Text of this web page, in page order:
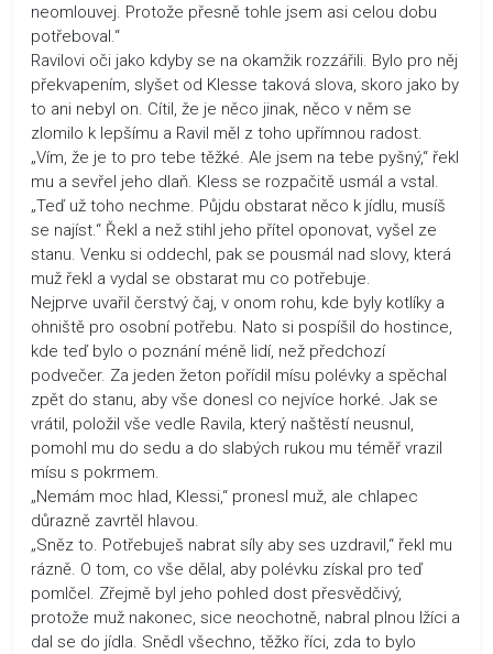
neomlouvej. Protože přesně tohle jsem asi celou dobu
potřeboval.“
Ravilovi oči jako kdyby se na okamžik rozzářili. Bylo pro něj
překvapením, slyšet od Klesse taková slova, skoro jako by
to ani nebyl on. Cítil, že je něco jinak, něco v něm se
zlomilo k lepšímu a Ravil měl z toho upřímnou radost.
„Vím, že je to pro tebe těžké. Ale jsem na tebe pyšný,“ řekl
mu a sevřel jeho dlaň. Kless se rozpačitě usmál a vstal.
„Teď už toho nechme. Půjdu obstarat něco k jídlu, musíš
se najíst.“ Řekl a než stihl jeho přítel oponovat, vyšel ze
stanu. Venku si oddechl, pak se pousmál nad slovy, která
muž řekl a vydal se obstarat mu co potřebuje.
Nejprve uvařil čerstvý čaj, v onom rohu, kde byly kotlíky a
ohniště pro osobní potřebu. Nato si pospíšil do hostince,
kde teď bylo o poznání méně lidí, než předchozí
podvečer. Za jeden žeton pořídil mísu polévky a spěchal
zpět do stanu, aby vše donesl co nejvíce horké. Jak se
vrátil, položil vše vedle Ravila, který naštěstí neusnul,
pomohl mu do sedu a do slabých rukou mu téměř vrazil
mísu s pokrmem.
„Nemám moc hlad, Klessi,“ pronesl muž, ale chlapec
důrazně zavrtěl hlavou.
„Sněz to. Potřebuješ nabrat síly aby ses uzdravil,“ řekl mu
rázně. O tom, co vše dělal, aby polévku získal pro teď
pomlčel. Zřejmě byl jeho pohled dost přesvědčivý,
protože muž nakonec, sice neochotně, nabral plnou lžíci a
dal se do jídla. Snědl všechno, těžko říci, zda to bylo